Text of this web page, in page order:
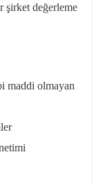
şirket değerleme
maddi olmayan